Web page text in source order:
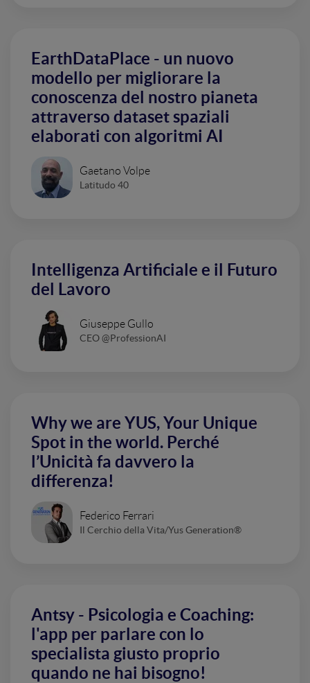
EarthDataPlace - un nuovo
modello per migliorare la
conoscenza del nostro pianeta
attraverso dataset spaziali
elaborati con algoritmi AI
Gaetano Volpe
Latitudo 40
Intelligenza Artificiale e il Futuro
del Lavoro
Giuseppe Gullo
CEO @ProfessionAI
Why we are YUS, Your Unique
Spot in the world. Perché
l’Unicità fa davvero la
differenza!
Federico Ferrari
Il Cerchio della Vita/Yus Generation®
Antsy - Psicologia e Coaching:
l'app per parlare con lo
specialista giusto proprio
quando ne hai bisogno!